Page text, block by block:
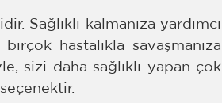
Sağlıklı kalmanıza yardımcı
hastalıkla savaşmanıza
sizi daha sağlıklı yapan çok